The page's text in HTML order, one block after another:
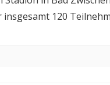
KREISMEISTERSCHAFTEN
120